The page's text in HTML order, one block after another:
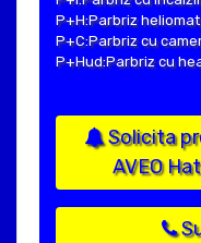
P+H:Parbriz heliomat
P+C:Parbriz cu
P+Hud:Parbriz cu
Solicita
AVEO